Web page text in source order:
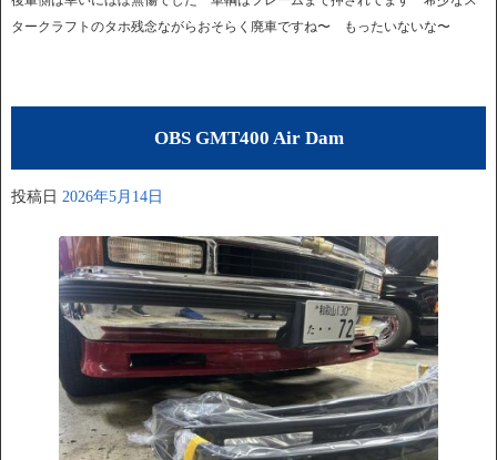
タークラフトのタホ残念ながらおそらく廃車ですね〜 もったいないな〜
OBS GMT400 Air Dam
投稿日 2026年5月14日